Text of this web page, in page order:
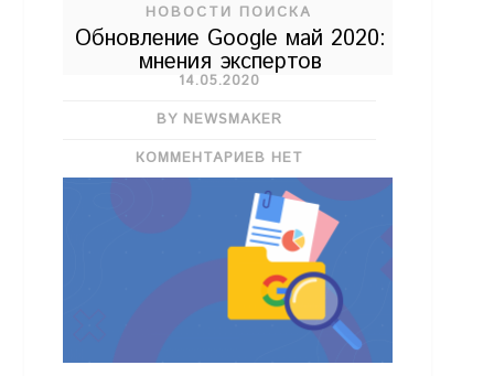
НОВОСТИ ПОИСКА
Обновление Google май 2020:
мнения экспертов
14.05.2020
BY NEWSMAKER
КОММЕНТАРИЕВ НЕТ